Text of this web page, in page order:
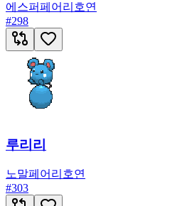
에스퍼페어리 호연
#298
루리리
노말페어리 호연
#303